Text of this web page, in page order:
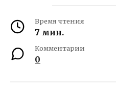
Время чтения
7 мин.
Комментарии
0